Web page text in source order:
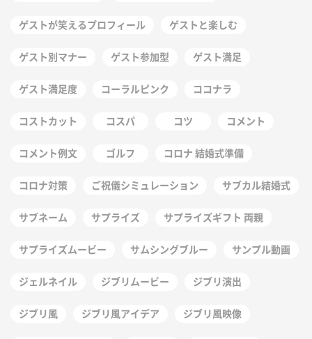
ゲストが笑えるプロフィール ゲストと楽しむ
ゲスト別マナー ゲスト参加型 ゲスト満足
ゲスト満足度 コーラルピンク ココナラ
コストカット コスパ コツ コメント
コメント例文 ゴルフ コロナ 結婚式準備
コロナ対策 ご祝儀シミュレーション サブカル結婚式
サブネーム サプライズ サプライズギフト 両親
サプライズムービー サムシングブルー サンプル動画
ジェルネイル ジブリムービー ジブリ演出
ジブリ風 ジブリ風アイデア ジブリ風映像